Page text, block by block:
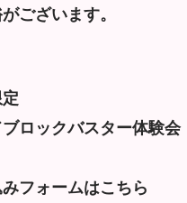
ございます。
ロックバスター体験会
フォームはこちら